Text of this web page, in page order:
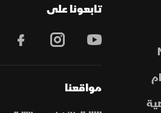
تابعونا على
مواقعنا